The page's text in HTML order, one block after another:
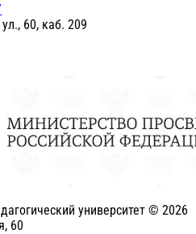
60, каб. 209
университет © 2026
60